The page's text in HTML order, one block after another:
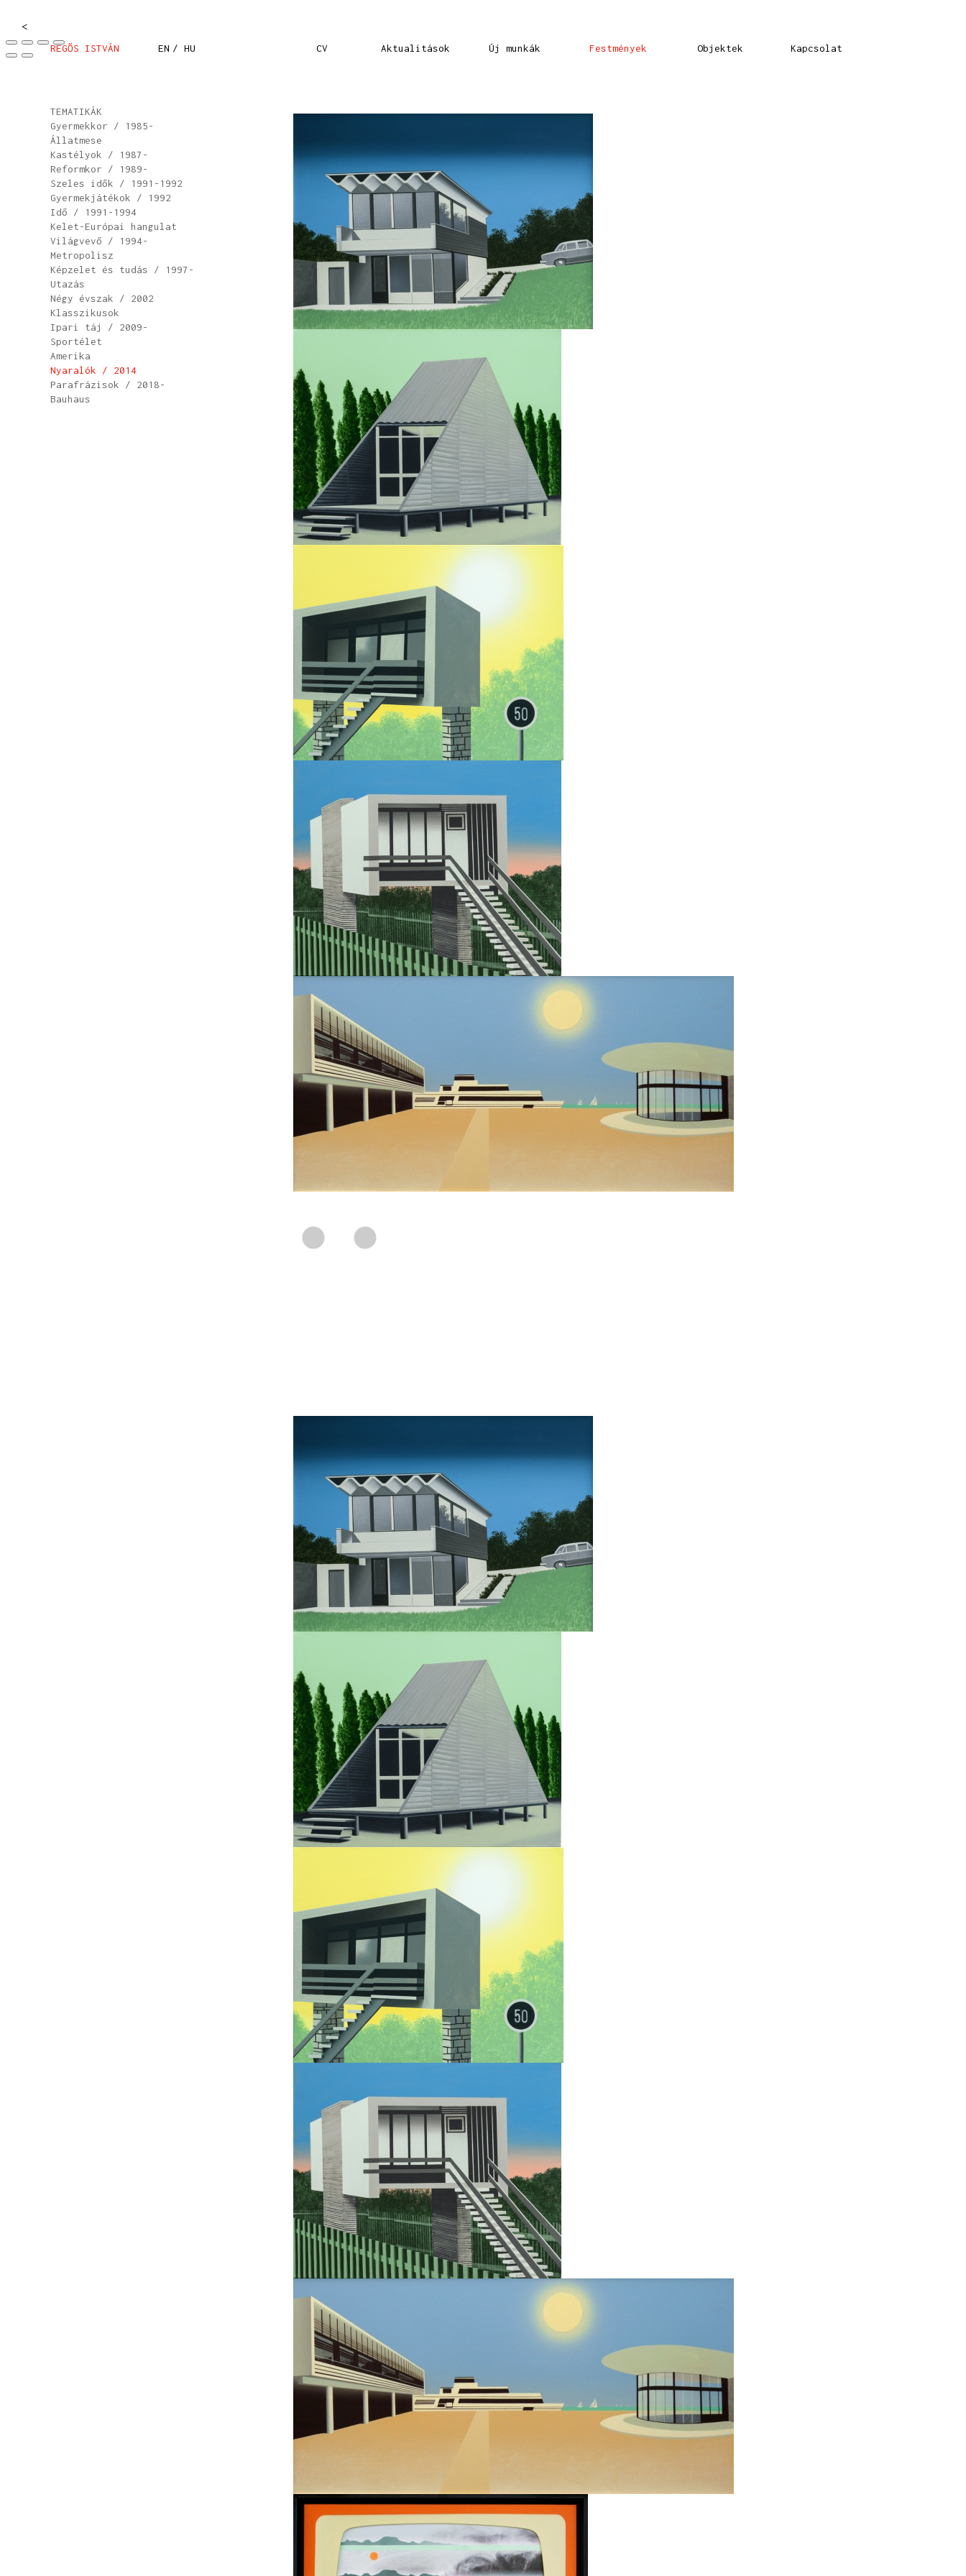
REGŐS ISTVÁN Új munkák Festmények
TEMATIKÁK
Gyermekkor / 1985-
Állatmese
Kastélyok / 1987-
Reformkor / 1989-
Szeles idők / 1991-1992
Gyermekjátékok / 1992
Idő / 1991-1994
Kelet-Európai hangulat
Világvevő / 1994-
Metropolisz
Képzelet és tudás / 1997-
Utazás
Négy évszak / 2002
Klasszikusok
Ipari táj / 2009-
Sportélet
Amerika
Nyaralók / 2014
Parafrázisok / 2018-
Bauhaus
Objektek
Aktualitások
CV Kapcsolat
EN / HU
<